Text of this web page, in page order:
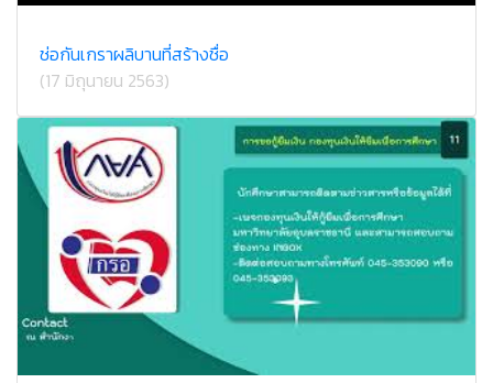
ช่อกันเกราผลิบานที่สร้างชื่อ
(17 มิถุนายน 2563)